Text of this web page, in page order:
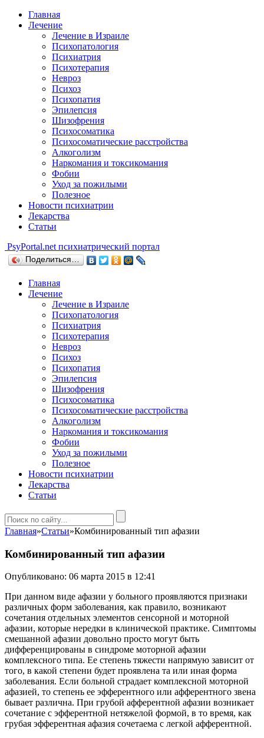
Главная
Лечение
Лечение в Израиле
Психопатология
Психиатрия
Психотерапия
Невроз
Психоз
Психопатия
Эпилепсия
Шизофрения
Психосоматика
Психосоматические расстройства
Алкоголизм
Наркомания и токсикомания
Фобии
Уход за пожилыми
Полезное
Новости психиатрии
Лекарства
Статьи
PsyPortal.net психиатрический портал
Поделиться…
Главная
Лечение
Лечение в Израиле
Психопатология
Психиатрия
Психотерапия
Невроз
Психоз
Психопатия
Эпилепсия
Шизофрения
Психосоматика
Психосоматические расстройства
Алкоголизм
Наркомания и токсикомания
Фобии
Уход за пожилыми
Полезное
Новости психиатрии
Лекарства
Статьи
Главная»Статьи»Комбинированный тип афазии
Комбинированный тип афазии
Опубликовано: 06 марта 2015 в 12:41
При данном виде афазии у больного проявляются признаки
различных форм заболевания, как правило, возникают
сочетания отдельных элементов сенсорной и моторной
афазии, которые нередки в клинической практике. Симптомы
смешанной афазии довольно просто могут быть
дифференцированы в синдроме моторной афазии
комплексного типа. Ее степень тяжести напрямую зависит от
того, в какой степени будет проявлена та или иная форма
заболевания. Если больной страдает комплексной моторной
афазией, то степень ее эфферентного или афферентного звена
бывает различна. При грубой афферентной афазии возникает
сочетание с эфферентной нетяжелой формой, в то время, как
грубая эфферентная афазия сочетаема с легкой афферентной.